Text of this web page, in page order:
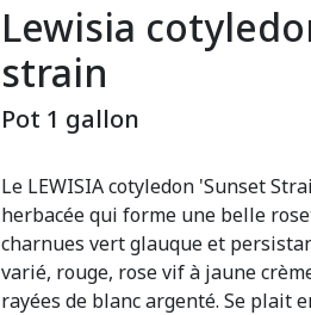
Lewisia
strain
Pot 1 gallon
Le LEWISIA cotyledon 'Sunset
herbacée qui forme une belle
charnues vert glauque et
varié, rouge, rose vif à jaune
rayées de blanc argenté. Se plait